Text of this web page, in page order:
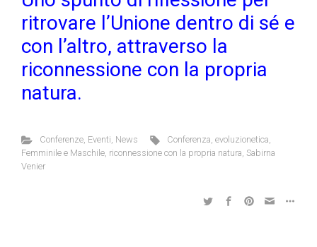
ritrovare l’Unione dentro di sé e
con l’altro, attraverso la
riconnessione con la propria
natura.
Conferenze, Eventi News Conferenza ,evoluzionetica
Femminile e Maschile riconnessione con la propria natura Sabirna
Venier